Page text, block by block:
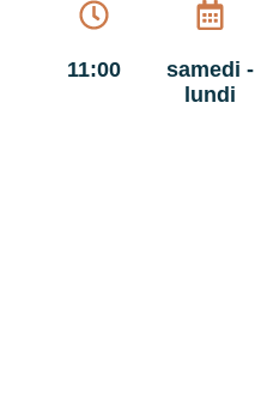
11:00
samedi -
lundi